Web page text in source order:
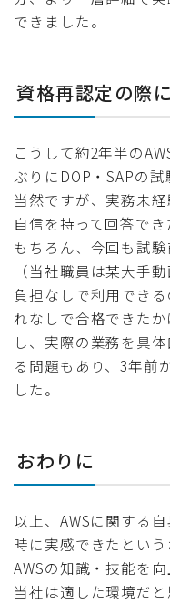
できました。
資格再認定の際
こうして約2年半の
ぶりにDOP・SAPの
当然ですが、実務未
自信を持って回答で
もちろん、今回も試
（当社職員は某大手
負担なしで利用でき
れなしで合格できた
し、実際の業務を具
る問題もあり、3年前
した。
おわりに
以上、AWSに関する
時に実感できたとい
AWSの知識・技能を
当社は適した環境だ